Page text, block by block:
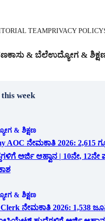
TEAMPRIVACY POLICY
& ಬೆಲೆಉದ್ಯೋಗ &
week
& ಶಿಕ್ಷಣ
AOC ನೇಮಕಾತಿ 2026: 2,615
ಅರ್ಜಿ ಆಹ್ವಾನ | 10ನೇ,
& ಶಿಕ್ಷಣ
Clerk ನೇಮಕಾತಿ 2026: 1,538